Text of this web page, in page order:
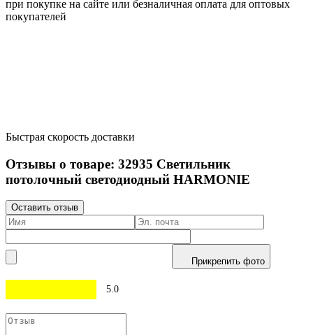
при покупке на сайте или безналичная оплата для оптовых
покупателей
Быстрая скорость доставки
Отзывы о товаре: 32935 Светильник
потолочный светодиодный HARMONIE
Оставить отзыв
Прикрепить фото
5.0